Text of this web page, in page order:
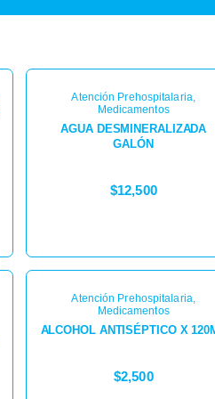
Atención Prehospitalaria,
Medicamentos
AGUA DESMINERALIZADA
GALÓN
$12,500
Atención Prehospitalaria,
Medicamentos
ALCOHOL ANTISÉPTICO X
$2,500